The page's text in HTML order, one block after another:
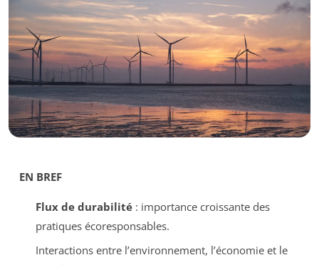
EN BREF
Flux de durabilité: importance croissante des
pratiques écoresponsables.
Interactions entre l’environnement, l’économie et le